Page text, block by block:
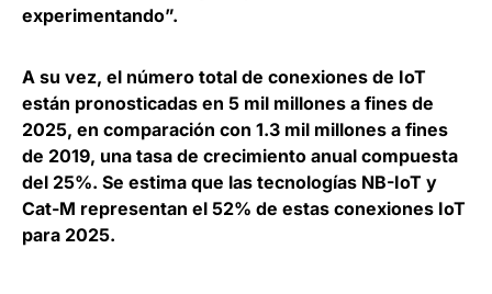
experimentando”.
A su vez, el número total de conexiones de IoT
están pronosticadas en 5 mil millones a fines de
2025, en comparación con 1.3 mil millones a fines
de 2019, una tasa de crecimiento anual compuesta
del 25%. Se estima que las tecnologías NB-IoT y
Cat-M representan el 52% de estas conexiones IoT
para 2025.